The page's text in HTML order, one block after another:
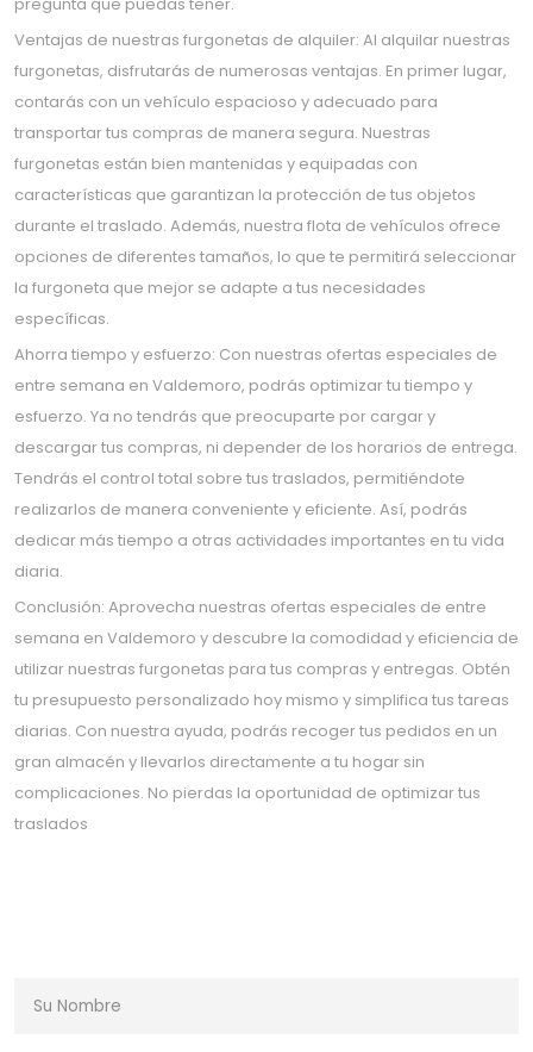
Ventajas de nuestras furgonetas de alquiler: Al alquilar nuestras
furgonetas, disfrutarás de numerosas ventajas. En primer lugar,
contarás con un vehículo espacioso y adecuado para
transportar tus compras de manera segura. Nuestras
furgonetas están bien mantenidas y equipadas con
características que garantizan la protección de tus objetos
durante el traslado. Además, nuestra flota de vehículos ofrece
opciones de diferentes tamaños, lo que te permitirá seleccionar
la furgoneta que mejor se adapte a tus necesidades
específicas.
Ahorra tiempo y esfuerzo: Con nuestras ofertas especiales de
entre semana en Valdemoro, podrás optimizar tu tiempo y
esfuerzo. Ya no tendrás que preocuparte por cargar y
descargar tus compras, ni depender de los horarios de entrega.
Tendrás el control total sobre tus traslados, permitiéndote
realizarlos de manera conveniente y eficiente. Así, podrás
dedicar más tiempo a otras actividades importantes en tu vida
diaria.
Conclusión: Aprovecha nuestras ofertas especiales de entre
semana en Valdemoro y descubre la comodidad y eficiencia de
utilizar nuestras furgonetas para tus compras y entregas. Obtén
tu presupuesto personalizado hoy mismo y simplifica tus tareas
diarias. Con nuestra ayuda, podrás recoger tus pedidos en un
gran almacén y llevarlos directamente a tu hogar sin
complicaciones. No pierdas la oportunidad de optimizar tus
traslados